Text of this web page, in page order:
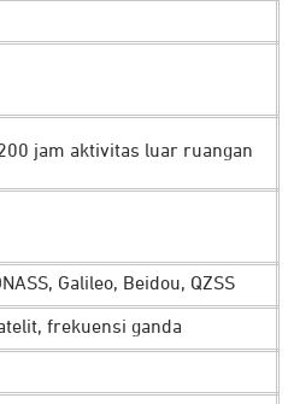
jarak Anda dengan tujuan
informasi jarak dan arah agar
ke rute yang telah ditentukan
di kemudian hari.
udara, hingga estimasi
jam aktivitas luar ruangan
Galileo, Beidou, QZSS
frekuensi ganda